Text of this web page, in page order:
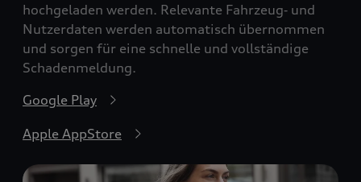
hochgeladen werden. Relevante Fahrzeug‑ und
Nutzerdaten werden automatisch übernommen
und sorgen für eine schnelle und vollständige
Schadenmeldung.
Google Play
Apple AppStore